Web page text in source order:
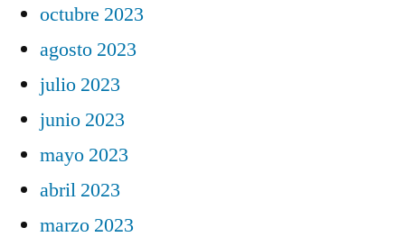
octubre 2023
agosto 2023
julio 2023
junio 2023
mayo 2023
abril 2023
marzo 2023